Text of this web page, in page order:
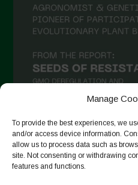
Manage
To provide the best experiences, we
and/or access device information.
allow us to process data such as
site. Not consenting or withdrawing
features and functions.
Aprile 2021
Febbraio 2021
Gennaio 2021
Novembre 2020
Ottobre 2020
Agosto 2020
Segui